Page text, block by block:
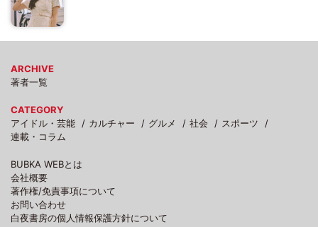
ARCHIVE
著者一覧
CATEGORY
アイドル・芸能
カルチャー グルメ 社会
スポーツ
連載・コラム
BUBKA WEBとは
会社概要
著作権/免責事項について
お問い合わせ
白夜書房の個人情報保護方針について